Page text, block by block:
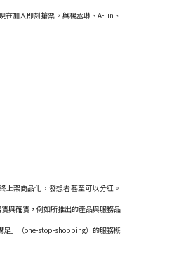
在加入即刻搶票，與楊丞琳、A-Lin、
架商品化，發想者甚至可以分紅。
與確實，例如所推出的產品與服務品
足」（one-stop-shopping）的服務概